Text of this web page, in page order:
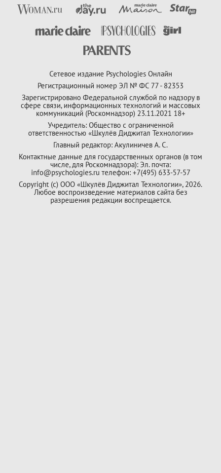
Сетевое издание Psychologies Онлайн
Регистрационный номер ЭЛ № ФС 77 - 82353
Зарегистрировано Федеральной службой по надзору в
сфере связи, информационных технологий и массовых
коммуникаций (Роскомнадзор) 23.11.2021 18+
Учредитель: Общество с ограниченной
ответственностью «Шкулёв Диджитал Технологии»
Главный редактор: Акулиничев А. С.
Контактные данные для государственных органов (в том
числе, для Роскомнадзора): Эл. почта:
info@psychologies.ru телефон: +7(495) 633-57-57
Copyright (с) ООО «Шкулёв Диджитал Технологии», 2026.
Любое воспроизведение материалов сайта без
разрешения редакции воспрещается.